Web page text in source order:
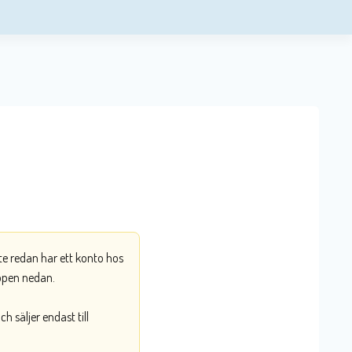
redan har ett konto hos
nedan.
säljer endast till